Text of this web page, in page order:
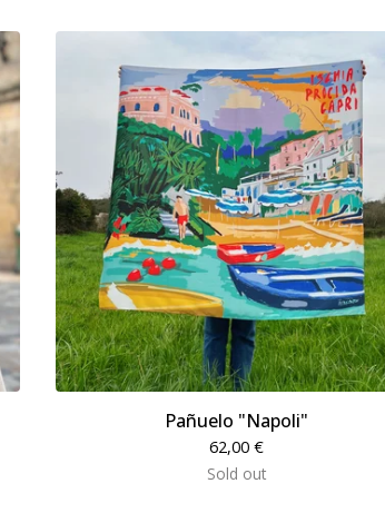
Pañuelo "Napoli"
62,00 €
Sold out